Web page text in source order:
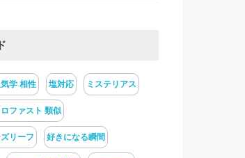
学 相性 塩対応 ミステリアス
ロファスト 類似
リーフ 好きになる瞬間